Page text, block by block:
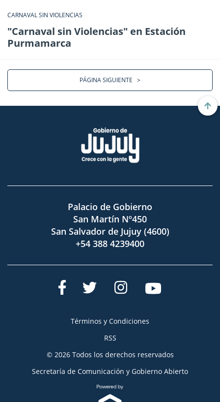
CARNAVAL SIN VIOLENCIAS
"Carnaval sin Violencias" en Estación
Purmamarca
PÁGINA SIGUIENTE >
Palacio de Gobierno
San Martín Nº450
San Salvador de Jujuy (4600)
+54 388 4239400
Términos y Condiciones
RSS
© 2026 Todos los derechos reservados
Secretaría de Comunicación y Gobierno Abierto